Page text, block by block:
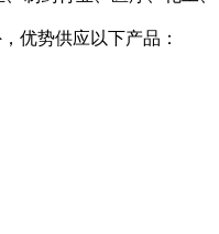
优势供应以下产品：